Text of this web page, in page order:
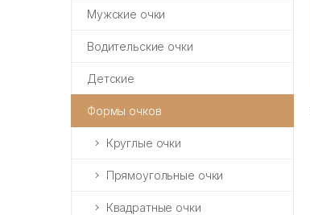
Мужские очки
Водительские очки
Детские
Формы очков
Круглые очки
Прямоугольные очки
Квадратные очки